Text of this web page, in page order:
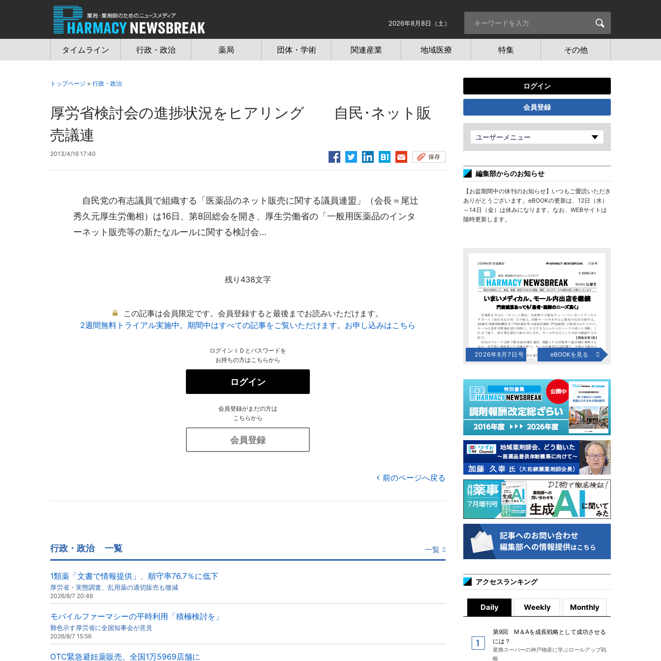
2026年8月8日（土）
タイムライン 行政・政治 薬局 団体・学術 関連産業 地域医療 特集 その他
トップページ > 行政・政治
厚労省検討会の進捗状況をヒアリング 自民･ネット販
売議連
2013/4/16 17:40 保存
自民党の有志議員で組織する「医薬品のネット販売に関する議員連盟」（会長＝尾辻
秀久元厚生労働相）は16日、第8回総会を開き、厚生労働省の「一般用医薬品のインタ
ーネット販売等の新たなルールに関する検討会...
残り438文字
この記事は会員限定です。会員登録すると最後までお読みいただけます。
2週間無料トライアル実施中。期間中はすべての記事をご覧いただけます。お申し込みはこちら
ログインＩＤとパスワードを
お持ちの方はこちらから
ログイン
会員登録がまだの方は
こちらから
会員登録
前のページへ戻る
行政・政治 一覧 一覧
1類薬「文書で情報提供」、順守率76.7％に低下
厚労省・実態調査、乱用薬の適切販売も微減
2026/8/7 20:46
モバイルファーマシーの平時利用「積極検討を」
難色示す厚労省に全国知事会が意見
2026/8/7 15:56
OTC緊急避妊薬販売、全国1万5969店舗に
ログイン
会員登録
ユーザーメニュー
編集部からのお知らせ
【お盆期間中の休刊のお知らせ】いつもご愛読いただき
ありがとうございます。eBOOKの更新は、12日（水）
～14日（金）は休みになります。なお、WEBサイトは
随時更新します。
2026年8月7日号 eBOOKを見る
アクセスランキング
Daily Weekly Monthly
第9回 M＆Aを成長戦略として成功させる
には？
業務スーパーの神戸物産に学ぶロールアップ戦
略